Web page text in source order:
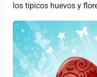
los típicos huevos y